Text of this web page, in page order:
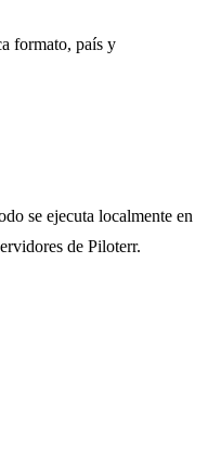
formato, país y
se ejecuta localmente en
de Piloterr.